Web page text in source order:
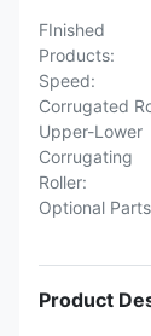
FInished
Products:
Speed:
Corrugated
Upper-Lower
Corrugating
Roller:
Optional
Product